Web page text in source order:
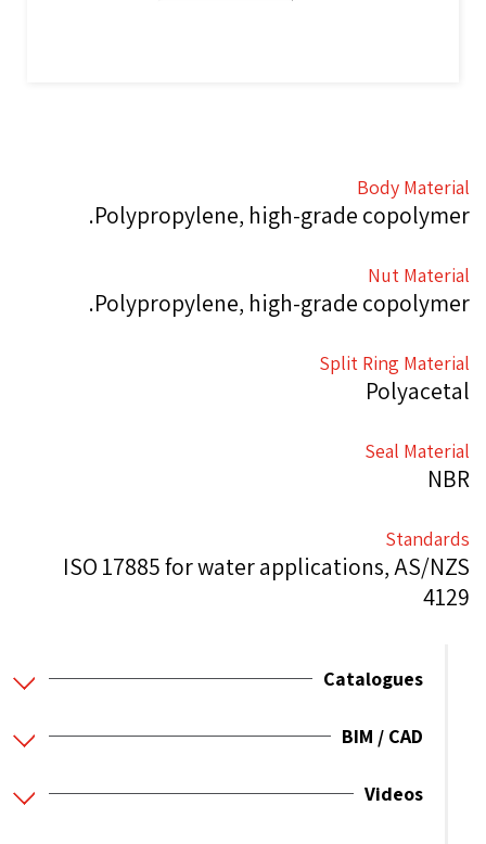
Body Material
Polypropylene, high-grade copolymer.
Nut Material
Polypropylene, high-grade copolymer.
Split Ring Material
Polyacetal
Seal Material
NBR
Standards
ISO 17885 for water applications, AS/NZS
4129
Catalogues
BIM / CAD
Videos